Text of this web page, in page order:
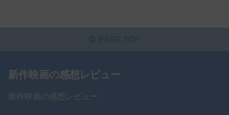
新作映画の感想レビュー
新作映画の感想レビュー